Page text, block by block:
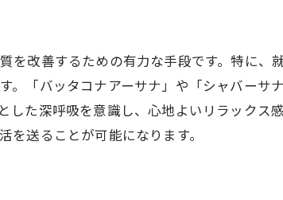
を改善するための有力な手段です。特に、
。「バッタコナアーサナ」や「シャバーサ
した深呼吸を意識し、心地よいリラックス
を送ることが可能になります。